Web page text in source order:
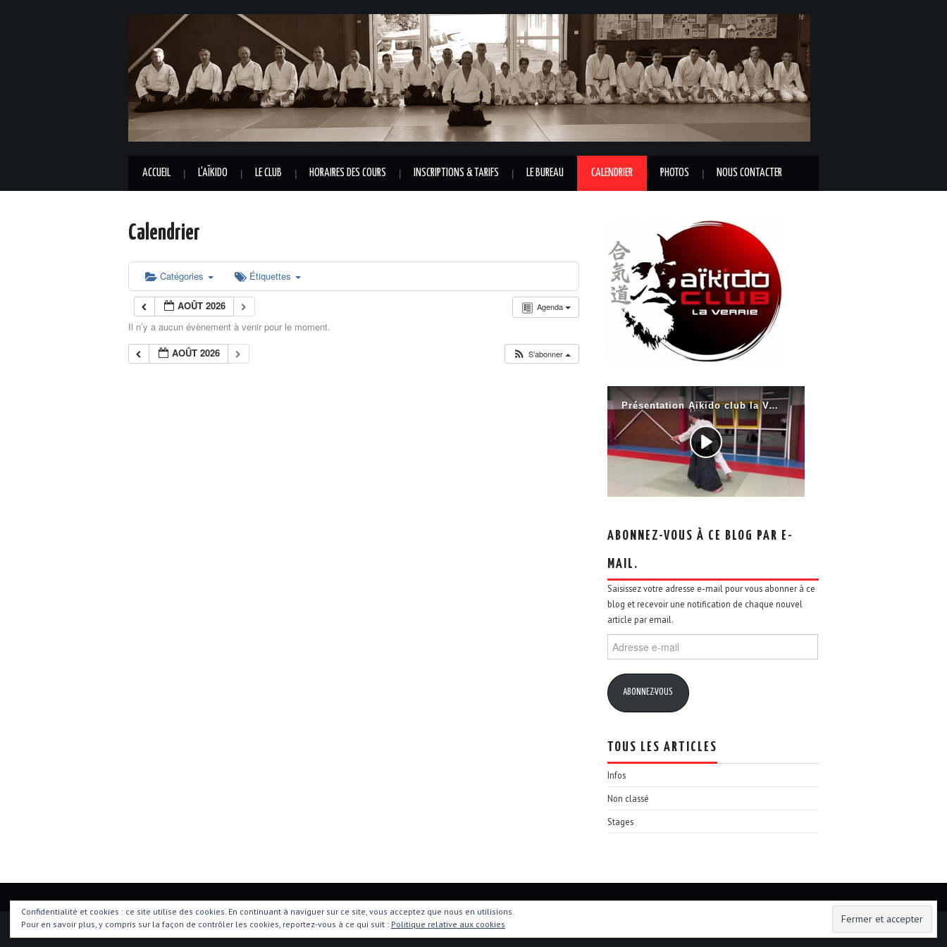
ACCUEIL L’AÏKIDO LE CLUB HORAIRES DES COURS INSCRIPTIONS & TARIFS LE BUREAU CALENDRIER PHOTOS NOUS CONTACTER
Calendrier
Catégories Étiquettes
Agenda
AOÛT 2026
Il n’y a aucun évènement à venir pour le moment.
AOÛT 2026
S’abonner
ABONNEZ-VOUS À CE BLOG PAR E-
MAIL.
Saisissez votre adresse e-mail pour vous abonner à ce
blog et recevoir une notification de chaque nouvel
article par email.
Adresse
e-
ABONNEZ-VOUS
TOUS LES ARTICLES
Infos
Non classé
Stages
© 2026 Aïkido Club La Verrie. All rights reserved.
Confidentialité et cookies : ce site utilise des cookies. En continuant à naviguer sur ce site, vous acceptez que nous en utilisions.
Pour en savoir plus, y compris sur la façon de contrôler les cookies, reportez-vous à ce qui suit : Politique relative aux cookies